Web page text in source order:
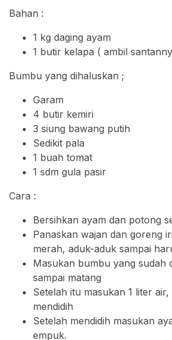
Bahan :
1 kg daging ayam
1 butir kelapa ( ambil
Bumbu yang dihaluskan ;
Garam
4 butir kemiri
3 siung bawang putih
Sedikit pala
1 buah tomat
1 sdm gula pasir
Cara :
Bersihkan ayam dan potong
Panaskan wajan dan goreng
merah, aduk-aduk sampai
Masukan bumbu yang sudah
sampai matang
Setelah itu masukan 1 liter
mendidih
Setelah mendidih masukan
empuk.